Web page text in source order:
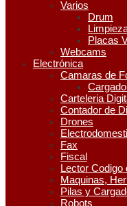
Varios
Drum
Placas
Webcams
Electrónica
Camaras de
Carteleria
Contador de
Drones
Fax
Fiscal
Lector Codigo
Maquinas,
Pilas y
Robots